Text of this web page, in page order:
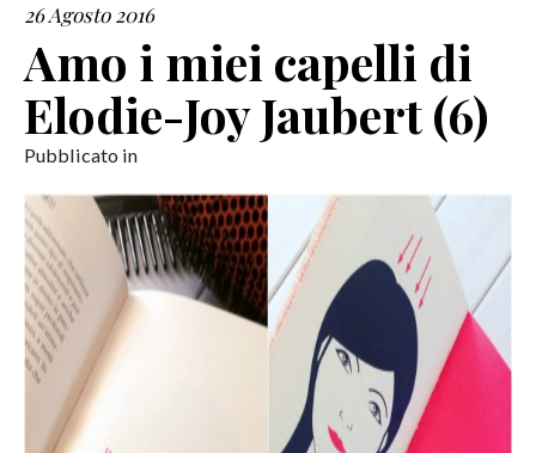
COLLABORAZIONI
CONTATTI
26 Agosto 2016
Amo i miei capelli di
Elodie-Joy Jaubert (6)
Pubblicato in